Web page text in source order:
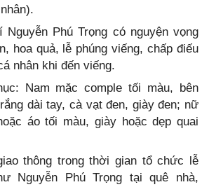
Nguyễn Phú Trọng có nguyện vọng
hoa quả, lễ phúng viếng, chấp điếu
nhân khi đến viếng.
Nam mặc comple tối màu, bên
dài tay, cà vạt đen, giày đen; nữ
áo tối màu, giày hoặc dẹp quai
thông trong thời gian tổ chức lễ
Nguyễn Phú Trọng tại quê nhà,